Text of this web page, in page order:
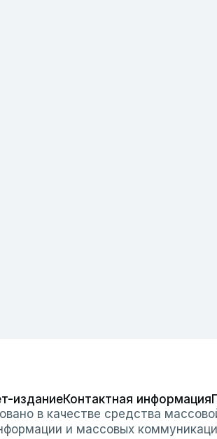
изданиеКонтактная информация
в качестве средства
и массовых